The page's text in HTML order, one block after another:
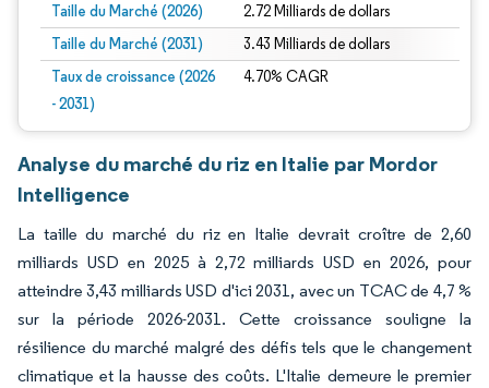
Taille du Marché (2026) 2.72 Milliards de dollars
Taille du Marché (2031) 3.43 Milliards de dollars
Taux de croissance (2026
- 2031)
4.70% CAGR
Analyse du marché du riz en Italie par Mordor
Intelligence
La taille du marché du riz en Italie devrait croître de 2,60
milliards USD en 2025 à 2,72 milliards USD en 2026, pour
atteindre 3,43 milliards USD d'ici 2031, avec un TCAC de 4,7 %
sur la période 2026-2031. Cette croissance souligne la
résilience du marché malgré des défis tels que le changement
climatique et la hausse des coûts. L'Italie demeure le premier